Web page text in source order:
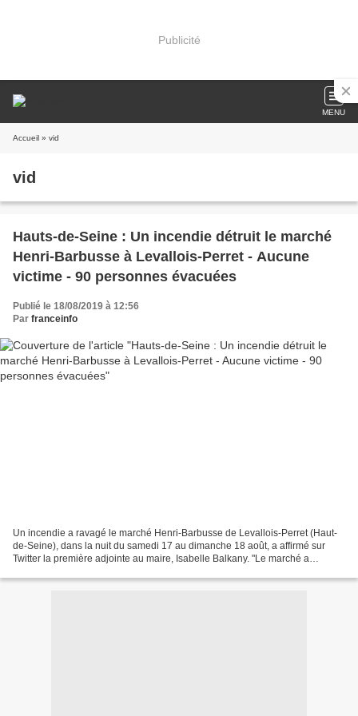
Publicité
MENU
Accueil » vid
vid
Hauts-de-Seine : Un incendie détruit le marché
Henri-Barbusse à Levallois-Perret - Aucune
victime - 90 personnes évacuées
Publié le 18/08/2019 à 12:56
Par franceinfo
Un incendie a ravagé le marché Henri-Barbusse de Levallois-Perret (Haut-
de-Seine), dans la nuit du samedi 17 au dimanche 18 août, a affirmé sur
Twitter la première adjointe au maire, Isabelle Balkany. "Le marché a